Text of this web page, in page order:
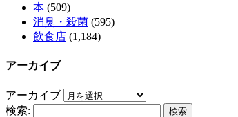
本 (509)
消臭・殺菌 (595)
飲食店 (1,184)
アーカイブ
アーカイブ
検索: